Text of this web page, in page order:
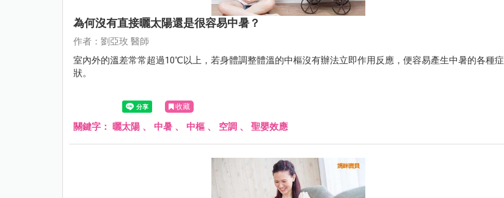
為何沒有直接曬太陽還是很容易中暑？
作者：劉亞玫 醫師
室內外的溫差常常超過10℃以上，若身體調整體溫的中樞沒有辦法立即作用反應，便容易產生中暑的各種症
狀。
收藏
關鍵字： 曬太陽 、 中暑 、 中樞 、 空調 、 聖嬰效應